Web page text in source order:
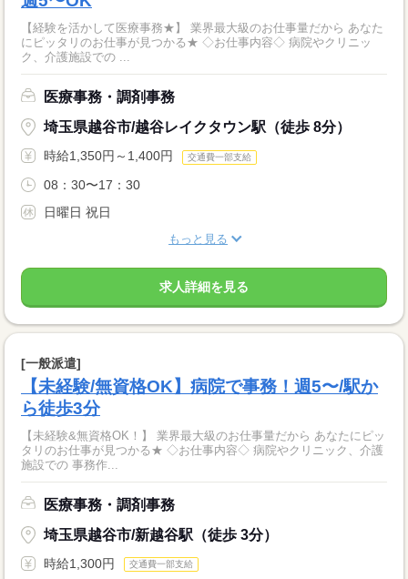
【経験を活かして医療事務★】 業界最大級のお仕事量だから あなた
にピッタリのお仕事が見つかる★ ◇お仕事内容◇ 病院やクリニッ
ク、介護施設での ...
医療事務・調剤事務
埼玉県越谷市/越谷レイクタウン駅（徒歩 8分）
時給1,350円～1,400円 交通費一部支給
08：30〜17：30
日曜日 祝日
もっと見る
求人詳細を見る
[一般派遣]
【未経験/無資格OK】病院で事務！週5〜/駅か
ら徒歩3分
【未経験&無資格OK！】 業界最大級のお仕事量だから あなたにピッ
タリのお仕事が見つかる★ ◇お仕事内容◇ 病院やクリニック、介護
施設での 事務作...
医療事務・調剤事務
埼玉県越谷市/新越谷駅（徒歩 3分）
時給1,300円 交通費一部支給